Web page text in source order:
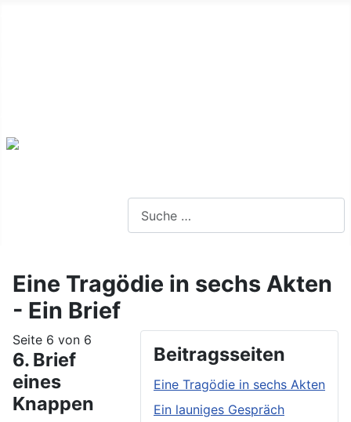
Eine Tragödie in sechs Akten
- Ein Brief
Beitragsseiten
Eine Tragödie in sechs Akten
Ein launiges Gespräch
Seite 6 von 6
6. Brief
eines
Knappen